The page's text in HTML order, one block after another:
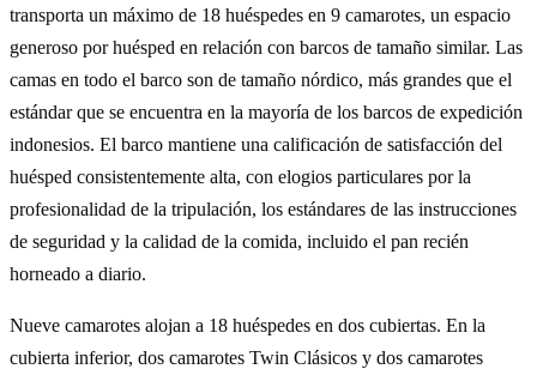
transporta un máximo de 18 huéspedes en 9 camarotes, un espacio
generoso por huésped en relación con barcos de tamaño similar. Las
camas en todo el barco son de tamaño nórdico, más grandes que el
estándar que se encuentra en la mayoría de los barcos de expedición
indonesios. El barco mantiene una calificación de satisfacción del
huésped consistentemente alta, con elogios particulares por la
profesionalidad de la tripulación, los estándares de las instrucciones
de seguridad y la calidad de la comida, incluido el pan recién
horneado a diario.
Nueve camarotes alojan a 18 huéspedes en dos cubiertas. En la
cubierta inferior, dos camarotes Twin Clásicos y dos camarotes